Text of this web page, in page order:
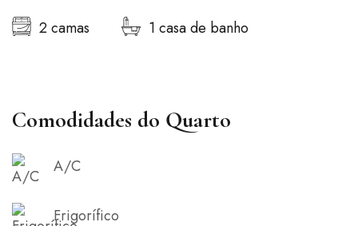
2 camas 1 casa de banho
Comodidades do Quarto
A/C
Frigorífico